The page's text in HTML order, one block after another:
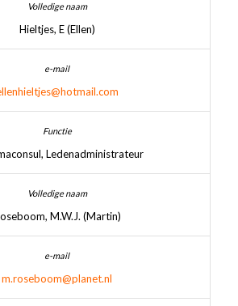
Hieltjes, E (Ellen)
Ledenadministrateur
M.W.J. (Martin)
m.roseboom@planet.nl